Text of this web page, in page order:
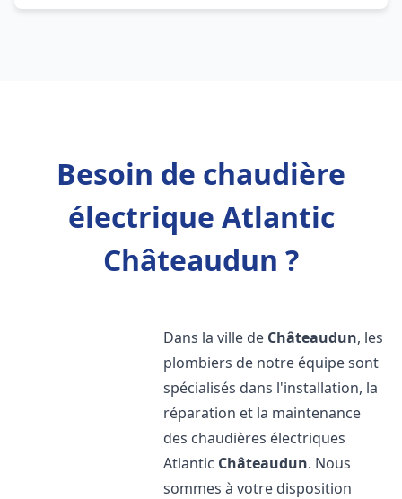
Besoin de chaudière
électrique Atlantic
Châteaudun ?
Dans la ville de Châteaudun, les
plombiers de notre équipe sont
spécialisés dans l'installation, la
réparation et la maintenance
des chaudières électriques
Atlantic Châteaudun. Nous
sommes à votre disposition